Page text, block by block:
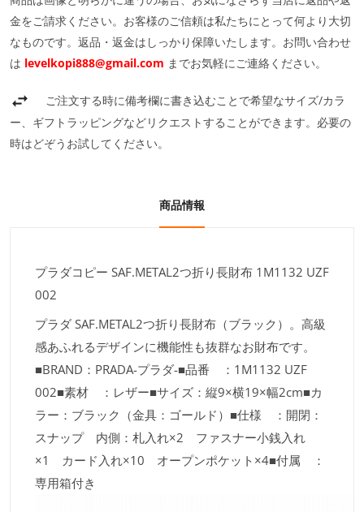
金をご請求ください。お客様のご信頼は私たちにとって何より大切
なものです。返品・返金はしっかり保障いたします。お問い合わせ
は levelkopi888@gmail.com までお気軽にご連絡ください。
ご注文する時に備考欄に書き込むことで希望なサイズ/カラ
ー、ギフトラッピングなどリクエストすることができます。必要の
時はどぞうお試してください。
商品情報
プラダコピー SAF.METAL2つ折り長財布 1M1132 UZF
002
プラダ SAF.METAL2つ折り長財布（ブラック）。高級
感あふれるデザインに機能性も抜群なお財布です。
■BRAND：PRADA-プラダ-■品番 ：1M1132 UZF
002■素材 ：レザー■サイズ：縦9×横19×幅2cm■カ
ラー：ブラック（金具：ゴールド）■仕様 ：開閉：
スナップ 内側：札入れ×2 ファスナー小銭入れ
×1 カード入れ×10 オープンポケット×4■付属 ：
専用箱付き